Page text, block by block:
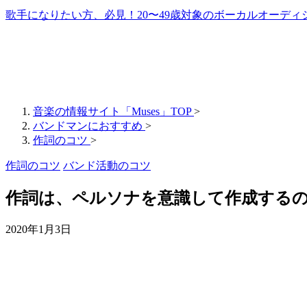
歌手になりたい方、必見！20〜49歳対象のボーカルオーディ
音楽の情報サイト「Muses」TOP >
バンドマンにおすすめ >
作詞のコツ >
作詞のコツ バンド活動のコツ
作詞は、ペルソナを意識して作成する
2020年1月3日